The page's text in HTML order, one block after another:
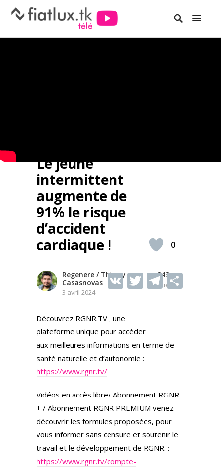
Le jeûne
intermittent
augmente de
91% le risque
d’accident
cardiaque !
Regenere / Thierry
Casasnovas
3 avril 2024
343
Vues
V T
er
T
a
0
Découvrez RGNR.TV , une
plateforme unique pour accéder
aux meilleures informations en terme de
santé naturelle et d’autonomie :
https://www.rgnr.tv/
Vidéos en accès libre/ Abonnement RGNR
+ / Abonnement RGNR PREMIUM venez
découvrir les formules proposées, pour
vous informer sans censure et soutenir le
travail et le développement de RGNR. :
https://www.rgnr.tv/compte-